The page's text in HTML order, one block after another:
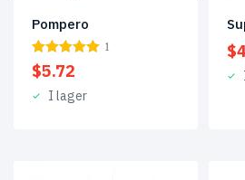
Pompero
1
$5.72
I lager
$